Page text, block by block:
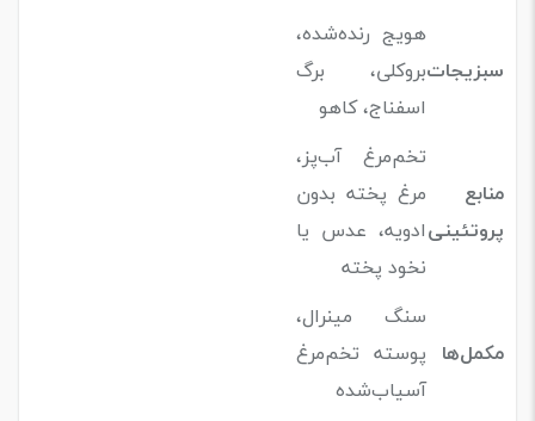
سبزیجات
هویج رنده‌شده،
بروکلی، برگ
اسفناج، کاهو
منابع
پروتئینی
تخم‌مرغ آب‌پز،
مرغ پخته بدون
ادویه، عدس یا
نخود پخته
مکمل‌ها
سنگ مینرال،
پوسته تخم‌مرغ
آسیاب‌شده